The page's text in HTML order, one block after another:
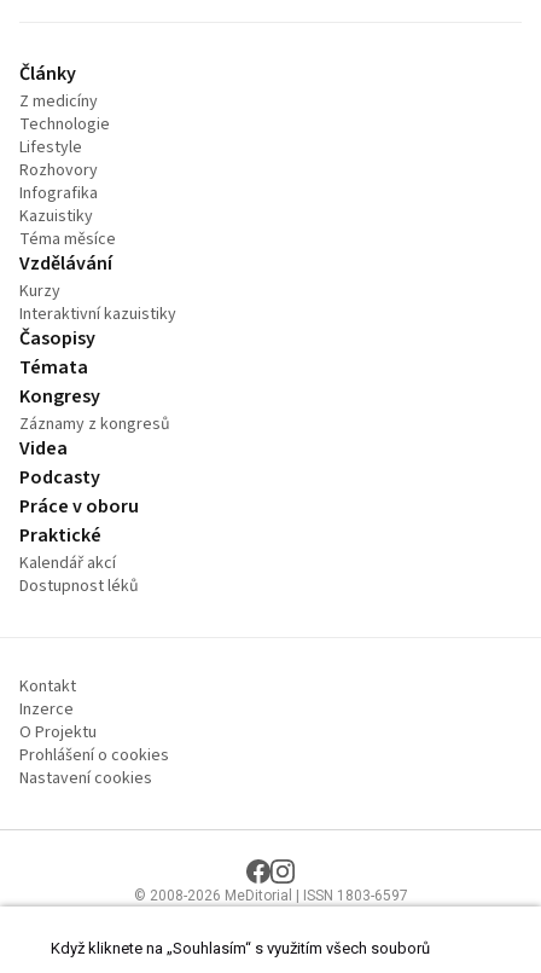
Články
Z medicíny
Technologie
Lifestyle
Rozhovory
Infografika
Kazuistiky
Téma měsíce
Vzdělávání
Kurzy
Interaktivní kazuistiky
Časopisy
Témata
Kongresy
Záznamy z kongresů
Videa
Podcasty
Práce v oboru
Praktické
Kalendář akcí
Dostupnost léků
Kontakt
Inzerce
O Projektu
Prohlášení o cookies
Nastavení cookies
© 2008-2026 MeDitorial | ISSN 1803-6597
zdravotnictví.Čtěte prohlášeníaZásady zpracování osobních údajů
Když kliknete na „Souhlasím“ s využitím všech souborů